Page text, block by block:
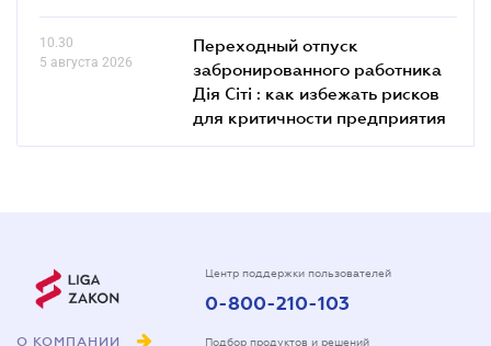
10.30
5 августа 2026
Переходный отпуск
забронированного работника
Дія Сіті : как избежать рисков
для критичности предприятия
О КОМПАНИИ
Центр поддержки пользователей
0-800-210-103
Подбор продуктов и решений